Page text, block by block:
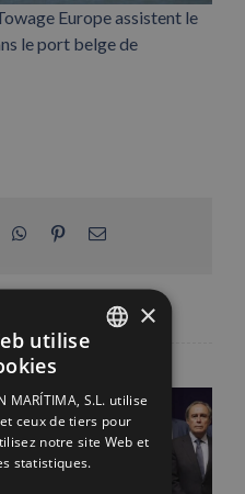
Europe assistent le
le port belge de
WhatsApp
PinterestEmail
ENGLISH
FRENCH
×
utilise
MARÍTIMA, S.L. utilise
ceux de tiers pour
notre site Web et
statistiques.